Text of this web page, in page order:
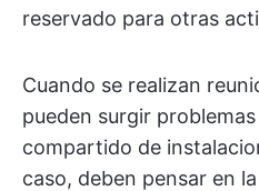
reservado para otras
Cuando se realizan
pueden surgir
compartido de
caso, deben pensar en